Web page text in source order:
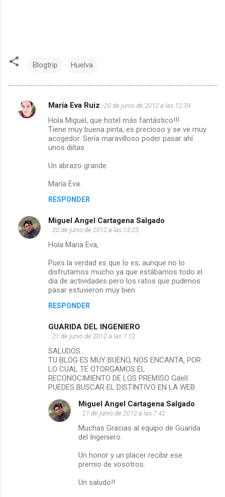
Blogtrip Huelva
C
a
María Eva Ruiz 20 de junio de 2012 a las 12:39
Hola Miguel, que hotel más fantástico!!!
Tiene muy buena pinta, es precioso y se ve muy
acogedor. Sería maravilloso poder pasar ahí
unos diítas.
Un abrazo grande.
María Eva.
RESPONDER
Miguel Angel Cartagena Salgado
20 de junio de 2012 a las 13:23
Hola Maria Eva,
Pues la verdad es que lo es, aunque no lo
disfrutamos mucho ya que estábamos todo el
día de actividades pero los ratos que pudimos
pasar estuvieron muy bien.
RESPONDER
GUARIDA DEL INGENIERO
21 de junio de 2012 a las 7:12
SALUDOS...
TU BLOG ES MUY BUENO, NOS ENCANTA, POR
LO CUAL TE OTORGAMOS EL
RECONOCIMIENTO DE LOS PREMISO GdelI.
PUEDES BUSCAR EL DISTINTIVO EN LA WEB.
Miguel Angel Cartagena Salgado
21 de junio de 2012 a las 7:42
Muchas Gracias al equipo de Guarida
del Ingeniero.
Un honor y un placer recibir ese
premio de vosotros.
Un saludo!!